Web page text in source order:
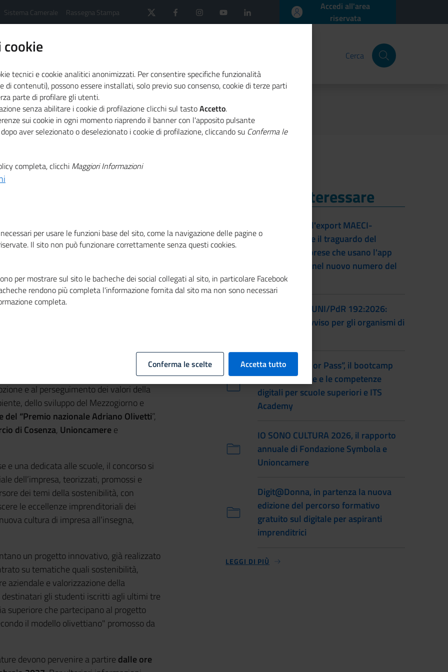
Sistema Camerale Rassegna Stampa
Accedi all'area
riservata
Cerca
sistema camerale
Primo Piano
edizione dedicata a imprese e scuole
Olivetti:
dedicata
e al perseguimento dei valori della
dello sviluppo del Mezzogiorno e
del “Premio nazionale Adriano Olivetti”,
di Cosenza, Unioncameree
e una dedicata alle scuole, il concorso si
dell’impresa, teorizzati, promossi e
dei temi della sostenibilità, con
le eccellenze imprenditoriali dei
cultura di impresa all’insegna,
un progetto innovativo, già realizzato
su tematiche quali sostenibilità,
aziendale e valorizzazione della
destinatari gli studenti iscritti agli ultimi tre
superiore che partecipano al progetto
il modello olivettiano" promosso da
devono pervenire a partire dalle ore
Ti Potrebbe Interessare
L'accordo per l'export MAECI-
Unioncamere e il traguardo del
numero di imprese che usano l'app
Impresa Italia nel nuovo numero del
magazine
Certificazione UNI/PdR 192:2026:
pubblicato l'avviso per gli organismi di
Torna “Smash or Pass”, il bootcamp
sull’educazione e le competenze
digitali per scuole superiori e ITS
Academy
IO SONO CULTURA 2026, il rapporto
annuale di Fondazione Symbola e
Unioncamere
Digit@Donna, in partenza la nuova
edizione del percorso formativo
gratuito sul digitale per aspiranti
imprenditrici
LEGGI DI PIÙ
tecnici e cookie analitici anonimizzati. Per consentire specifiche funzionalità
di contenuti), possono essere installati, solo previo suo consenso, cookie di terze parti
parte di profilare gli utenti.
senza abilitare i cookie di profilazione clicchi sul tastoAccetto.
sui cookie in ogni momento riaprendo il banner con l'apposito pulsante
aver selezionato o deselezionato i cookie di profilazione, cliccando su Conferma le
completa, clicchi Maggiori Informazioni
per usare le funzioni base del sito, come la navigazione delle pagine o
Il sito non può funzionare correttamente senza questi cookies.
per mostrare sul sito le bacheche dei social collegati al sito, in particolare Facebook
rendono più completa l'informazione fornita dal sito ma non sono necessari
completa.
Conferma le scelte Accetta tutto